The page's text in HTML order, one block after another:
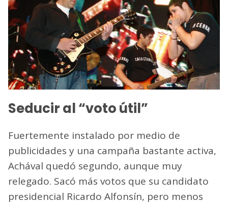
Seducir al “voto útil”
Fuertemente instalado por medio de
publicidades y una campaña bastante activa,
Achával quedó segundo, aunque muy
relegado. Sacó más votos que su candidato
presidencial Ricardo Alfonsín, pero menos